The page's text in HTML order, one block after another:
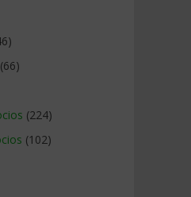
(66)
(224)
(102)